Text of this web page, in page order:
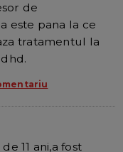
de
este pana la ce
tratamentul la
11 ani,a fost